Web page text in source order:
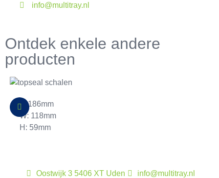
info@multitray.nl
Ontdek enkele andere
producten
L: 186mm
W: 118mm
H: 59mm
Oostwijk 3 5406 XT Uden
info@multitray.nl